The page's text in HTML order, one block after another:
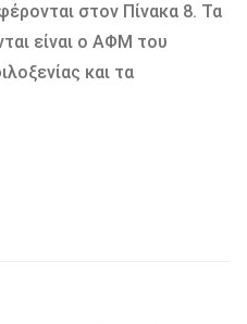
στον Πίνακα 8. Τα
είναι ο ΑΦΜ του
και τα